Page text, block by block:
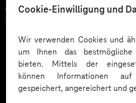
Cookie-Einwilligung und
Wir verwenden Cookies und
um Ihnen das bestmögliche
bieten. Mittels der
können Informationen
gespeichert, angereichert und
Als Krankenkasse gehört die TK
die aufgrund der gesetzlichen
dieUmsetzung der
Angeboten achten müssen. Die
nämlich nicht nur Websites,
Softwareprodukte wie mobile
Entwicklung ist darauf zu
Mehr